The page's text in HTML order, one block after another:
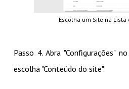
Escolha um Site na Lista
Passo 4. Abra "Configurações"
escolha "Conteúdo do site".